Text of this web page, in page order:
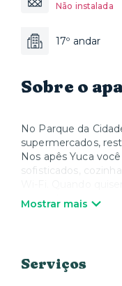
Não instalada
17º andar
Sobre o
No Parque da
supermercados,
Nos apês Yuca
sofisticados,
roupa de cama e
Mostrar mais
Serviços